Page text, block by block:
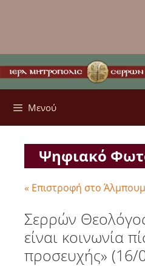
Μενού
Ψηφιακό
« Επιστροφή στο Άλμπουμ
Σερρών
είναι κοινωνία
προσευχής» (16/